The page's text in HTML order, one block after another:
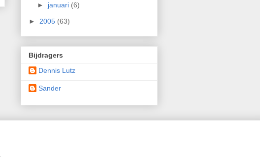
► januari (6)
► 2005 (63)
Bijdragers
Dennis Lutz
Sander